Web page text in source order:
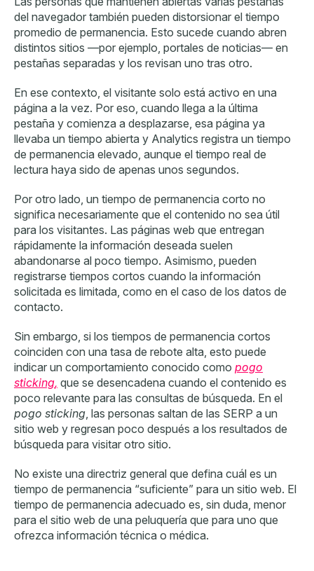
del navegador también pueden distorsionar el tiempo
promedio de permanencia. Esto sucede cuando abren
distintos sitios —por ejemplo, portales de noticias— en
pestañas separadas y los revisan uno tras otro.
En ese contexto, el visitante solo está activo en una
página a la vez. Por eso, cuando llega a la última
pestaña y comienza a desplazarse, esa página ya
llevaba un tiempo abierta y Analytics registra un tiempo
de permanencia elevado, aunque el tiempo real de
lectura haya sido de apenas unos segundos.
Por otro lado, un tiempo de permanencia corto no
significa necesariamente que el contenido no sea útil
para los visitantes. Las páginas web que entregan
rápidamente la información deseada suelen
abandonarse al poco tiempo. Asimismo, pueden
registrarse tiempos cortos cuando la información
solicitada es limitada, como en el caso de los datos de
contacto.
Sin embargo, si los tiempos de permanencia cortos
coinciden con una tasa de rebote alta, esto puede
indicar un comportamiento conocido como pogo
sticking, que se desencadena cuando el contenido es
poco relevante para las consultas de búsqueda. En el
pogo sticking, las personas saltan de las SERP a un
sitio web y regresan poco después a los resultados de
búsqueda para visitar otro sitio.
No existe una directriz general que defina cuál es un
tiempo de permanencia “suficiente” para un sitio web. El
tiempo de permanencia adecuado es, sin duda, menor
para el sitio web de una peluquería que para uno que
ofrezca información técnica o médica.